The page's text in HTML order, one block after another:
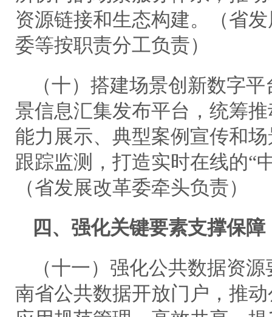
资源链接和生态构建。（省
委等按职责分工负责）
（十）搭建场景创新数字
景信息汇集发布平台，统筹
能力展示、典型案例宣传和
跟踪监测，打造实时在线的“
（省发展改革委牵头负责）
四、强化关键要素支撑保障
（十一）强化公共数据资
南省公共数据开放门户，推